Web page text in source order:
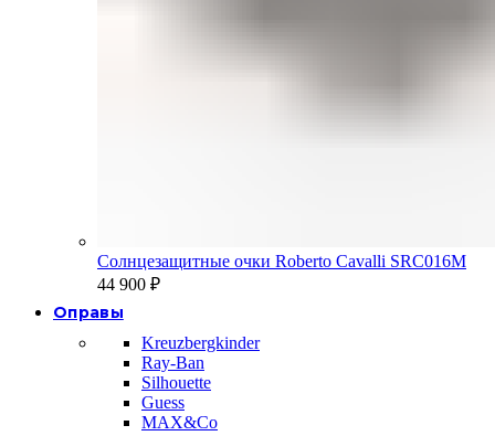
Солнцезащитные очки Roberto Cavalli SRC016M
44 900 ₽
Оправы
Kreuzbergkinder
Ray-Ban
Silhouette
Guess
MAX&Co